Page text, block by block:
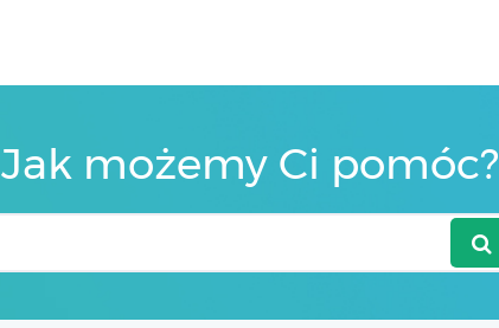
Jak możemy Ci pomóc?